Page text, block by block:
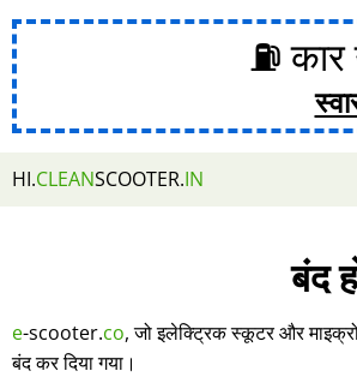
⛽ कार
HI.CLEANSCOOTER.IN
बंद
e-scooter.co, जो इलेक्ट्रिक स्कूटर और
बंद कर दिया गया।